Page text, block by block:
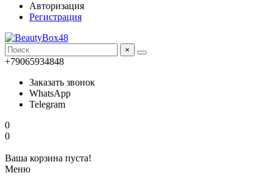
Авторизация
Регистрация
×
+79065934848
Заказать звонок
WhatsApp
Telegram
0
0
Ваша корзина пуста!
Меню